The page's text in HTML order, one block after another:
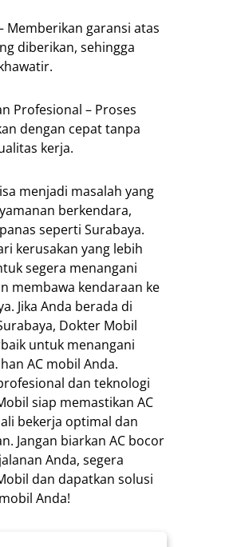
Memberikan garansi atas
diberikan, sehingga
Profesional – Proses
dengan cepat tanpa
kerja.
menjadi masalah yang
berkendara,
seperti Surabaya.
kerusakan yang lebih
segera menangani
membawa kendaraan ke
Jika Anda berada di
Dokter Mobil
untuk menangani
AC mobil Anda.
dan teknologi
siap memastikan AC
bekerja optimal dan
Jangan biarkan AC bocor
Anda, segera
dan dapatkan solusi
Anda!